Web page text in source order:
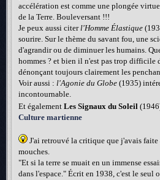
accélération est comme une plongée
de la Terre. Bouleversant !!!
Je peux aussi citerl'Homme Élastique
sourire. Sur le thème du savant fou, une
d'agrandir ou de diminuer les humains.
hommes ? et bien il n'est pas trop difficile
dénonçant toujours clairement les
Voir aussi : l'Agonie du Globe (1935)
incontournable.
Et également Les Signaux du Soleil
Culture martienne
J'ai retrouvé la critique que j'avais faite
mouches.
"Et si la terre se muait en un immense
dans l'espace." Écrit en 1938, c'est le seul